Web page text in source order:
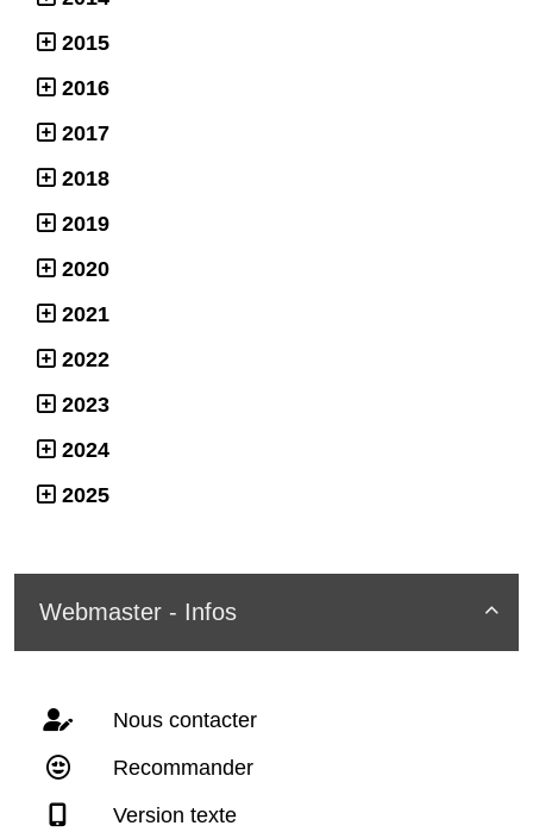
2015
2016
2017
2018
2019
2020
2021
2022
2023
2024
2025

Webmaster - Infos
Nous contacter
Recommander
Version texte